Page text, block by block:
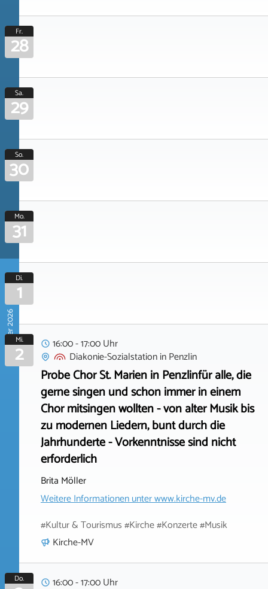
Fr.
28
Sa.
29
So.
30
Mo.
31
September 2026
Di.
1
Mi.
2
16:00 - 17:00 Uhr
Diakonie-SozialstationinPenzlin
Probe Chor St. Marien in Penzlinfür alle, die
gerne singen und schon immer in einem
Chor mitsingen wollten - von alter Musik bis
zu modernen Liedern, bunt durch die
Jahrhunderte - Vorkenntnisse sind nicht
erforderlich
Brita Möller
Weitere Informationen unterwww.kirche-mv.de
#Kultur & Tourismus #Kirche #Konzerte #Musik
Kirche-MV
Do.
16:00 - 17:00 Uhr